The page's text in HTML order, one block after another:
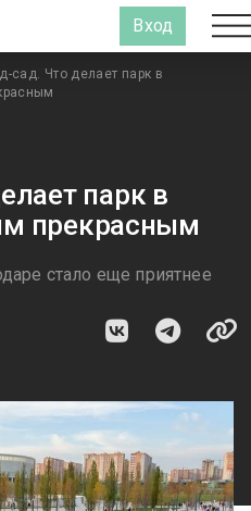
Вход
сад. Что делает парк в
парк в
прекрасным
стало еще приятнее